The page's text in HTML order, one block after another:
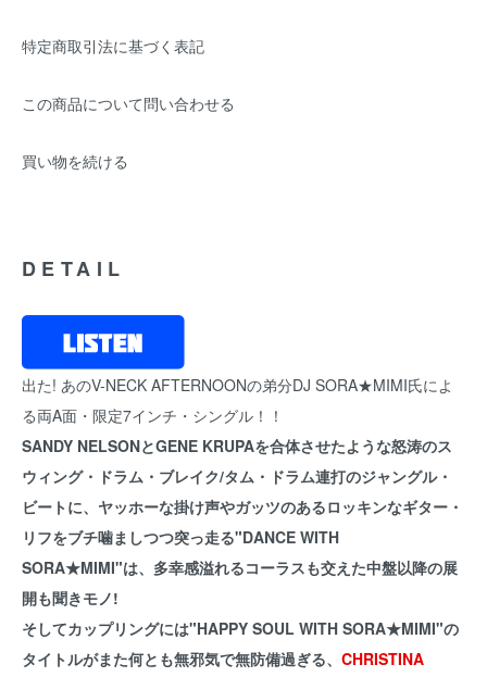
特定商取引法に基づく表記
この商品について問い合わせる
買い物を続ける
DETAIL
出た! あのV-NECK AFTERNOONの弟分DJ SORA★MIMI氏によ
る両A面・限定7インチ・シングル！！
SANDY NELSONとGENE KRUPAを合体させたような怒涛のス
ウィング・ドラム・ブレイク/タム・ドラム連打のジャングル・
ビートに、ヤッホーな掛け声やガッツのあるロッキンなギター・
リフをブチ噛ましつつ突っ走る"DANCE WITH
SORA★MIMI"は、多幸感溢れるコーラスも交えた中盤以降の展
開も聞きモノ!
そしてカップリングには"HAPPY SOUL WITH SORA★MIMI"の
タイトルがまた何とも無邪気で無防備過ぎる、 CHRISTINA